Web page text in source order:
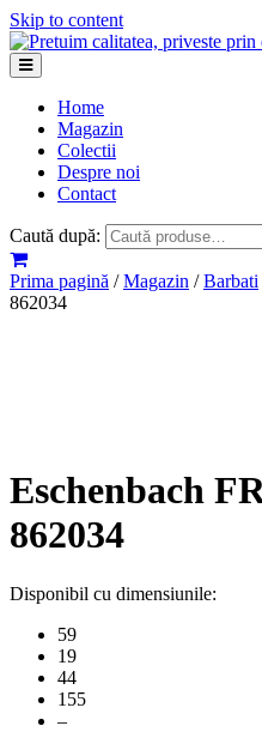
Skip to content
Home
Magazin
Colectii
Despre noi
Contact
Caută după:
Prima pagină /Magazin /Barbati
862034
Eschenbach
862034
Disponibil cu dimensiunile:
59
19
44
155
–